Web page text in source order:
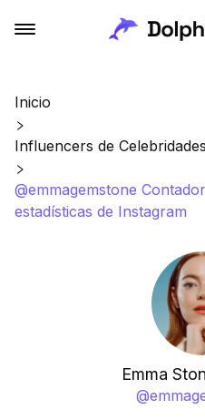
Inicio
Influencers de Celebridades
@emmagemstone
estadísticas de Instagram
Emma
@